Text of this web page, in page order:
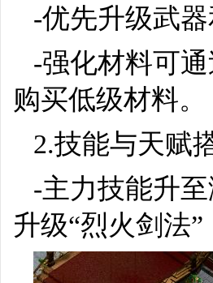
-优先升级武
-强化材料可
购买低级材料。
2.技能与天赋
-主力技能升
升级“烈火剑法